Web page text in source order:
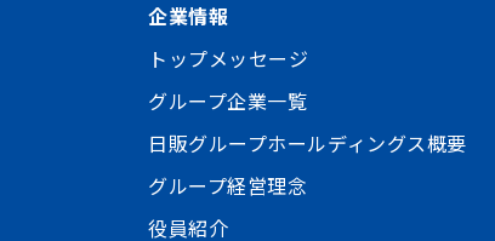
企業情報
トップメッセージ
グループ企業一覧
日販グループホールディングス概要
グループ経営理念
役員紹介